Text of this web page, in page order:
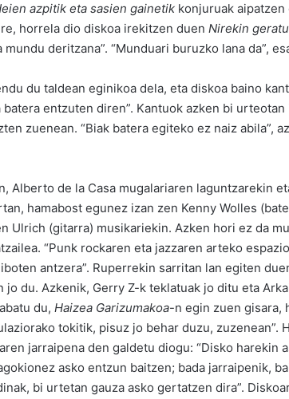
azpitik eta sasien gainetik konjuruak
horrela dio diskoa irekitzen duen Nirekin geratu
deritzana”. “Munduari buruzko lana da”,
du taldean eginikoa dela, eta diskoa baino
entzuten diren”. Kantuok azken bi
zuenean. “Biak batera egiteko ez naiz abila”,
Alberto de la Casa mugalariaren laguntzarekin
hamabost egunez izan zen Kenny Wolles
Ulrich (gitarra) musikariekin. Azken hori ez da
“Punk rockaren eta jazzaren arteko
antzera”. Ruperrekin sarritan lan egiten
jo du. Azkenik, Gerry Z-k teklatuak jo ditu eta
du, Haizea Garizumakoa-n egin zuen gisara,
tokitik, pisuz jo behar duzu, zuzenean”.
jarraipena den galdetu diogu: “Disko harekin
asko entzun baitzen; bada jarraipenik,
bi urtetan gauza asko gertatzen dira”.